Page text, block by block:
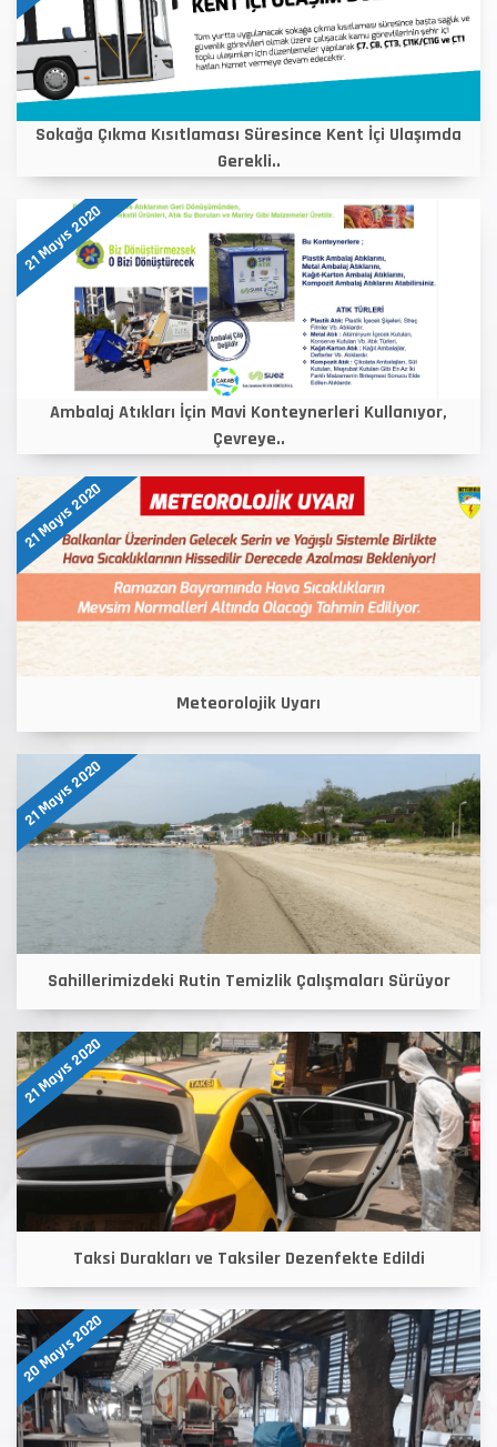
Sokağa Çıkma Kısıtlaması Süresince Kent İçi Ulaşımda
Gerekli..
21 Mayıs 2020
Ambalaj Atıkları İçin Mavi Konteynerleri Kullanıyor,
Çevreye..
21 Mayıs 2020
Meteorolojik Uyarı
21 Mayıs 2020
Sahillerimizdeki Rutin Temizlik Çalışmaları Sürüyor
21 Mayıs 2020
Taksi Durakları ve Taksiler Dezenfekte Edildi
20 Mayıs 2020